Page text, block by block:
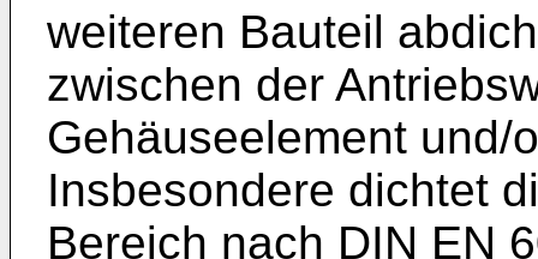
weiteren Bauteil
zwischen der
Gehäuseelement und/
Insbesondere dichtet
Bereich nach DIN EN